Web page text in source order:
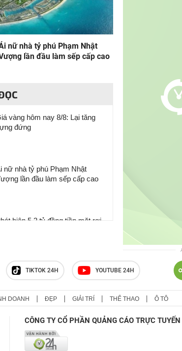
nữ nhà tỷ phú Phạm Nhật
lần đầu làm sếp cấp cao
vàng hôm nay 8/8: Lại tăng
đứng
nữ nhà tỷ phú Phạm Nhật
lần đầu làm sếp cấp cao
hiện 5,2 tỷ đồng tiền mặt rơi
hiện 266 hiện vật vàng trị giá
hơn 26 tỷ đồng dưới sàn nhà, cơ
chức năng lập tức phong tỏa
TIKTOK 24H YOUTUBE 24H
DOANH ĐẸP GIẢI TRÍ THỂ THAO Ô TÔ
CÔNG TY CỔ PHẦN QUẢNG CÁO TRỰC